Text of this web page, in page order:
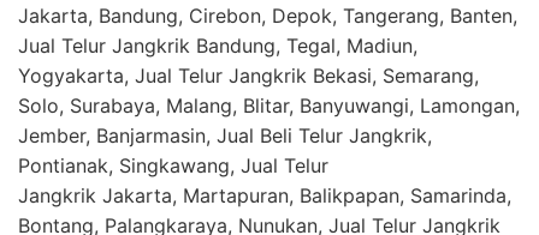
Jakarta, Bandung, Cirebon, Depok, Tangerang, Banten,
Jual Telur Jangkrik Bandung, Tegal, Madiun,
Yogyakarta, Jual Telur Jangkrik Bekasi, Semarang,
Solo, Surabaya, Malang, Blitar, Banyuwangi, Lamongan,
Jember, Banjarmasin, Jual Beli Telur Jangkrik,
Pontianak, Singkawang, Jual Telur
Jangkrik Jakarta, Martapuran, Balikpapan, Samarinda,
Bontang, Palangkaraya, Nunukan, Jual Telur Jangkrik